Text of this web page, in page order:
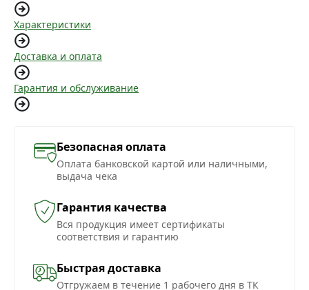
Характеристики
Доставка и оплата
Гарантия и обслуживание
Безопасная оплата
Оплата банковской картой или наличными,
выдача чека
Гарантия качества
Вся продукция имеет сертификаты
соответствия и гарантию
Быстрая доставка
Отгружаем в течение 1 рабочего дня в ТК